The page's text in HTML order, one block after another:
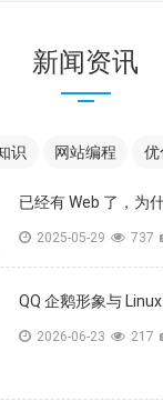
新闻资讯
识 网站编程 优
已经有 Web 了，为
2025-05-29 737
QQ 企鹅形象与
2026-06-23 217